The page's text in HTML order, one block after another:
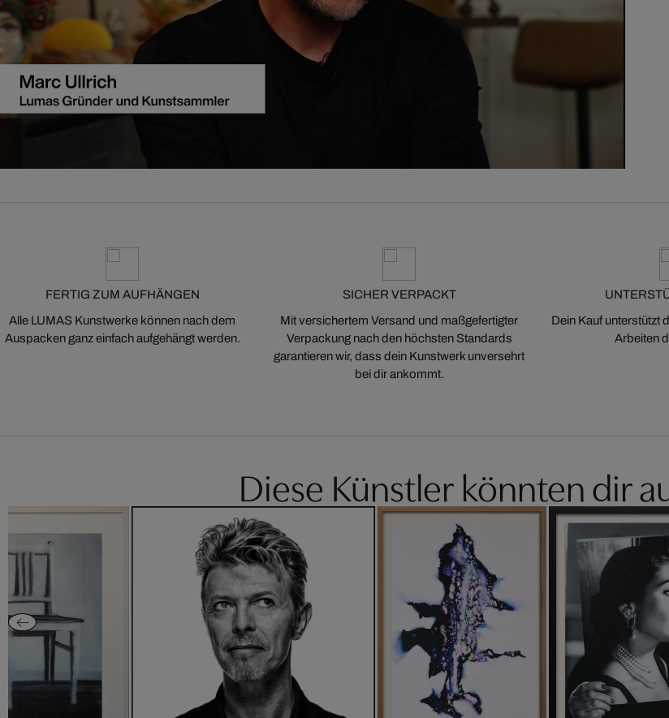
FERTIG ZUM AUFHÄNGEN
Alle LUMAS Kunstwerke können nach dem
Auspacken ganz einfach aufgehängt werden.
SICHER VERPACKT
Mit versichertem Versand und maßgefertigter
Verpackung nach den höchsten Standards
garantieren wir, dass dein Kunstwerk unversehrt
bei dir ankommt.
Dein Kauf unterstützt
Arbeiten
Diese Künstler könnten dir